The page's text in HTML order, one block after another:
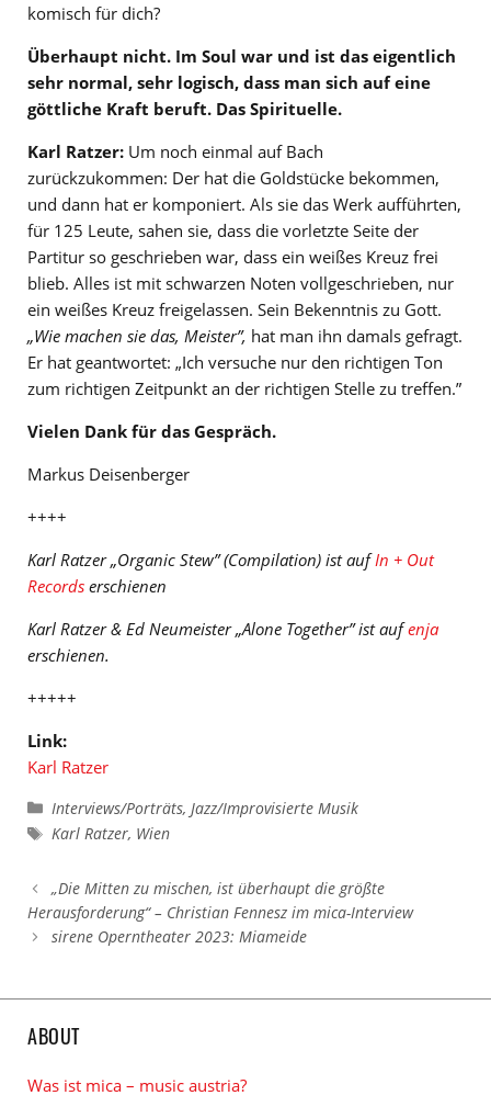
komisch für dich?
Überhaupt nicht. Im Soul war und ist das eigentlich
sehr normal, sehr logisch, dass man sich auf eine
göttliche Kraft beruft. Das Spirituelle.
Karl Ratzer: Um noch einmal auf Bach
zurückzukommen: Der hat die Goldstücke bekommen,
und dann hat er komponiert. Als sie das Werk aufführten,
für 125 Leute, sahen sie, dass die vorletzte Seite der
Partitur so geschrieben war, dass ein weißes Kreuz frei
blieb. Alles ist mit schwarzen Noten vollgeschrieben, nur
ein weißes Kreuz freigelassen. Sein Bekenntnis zu Gott.
„Wie machen sie das, Meister”, hat man ihn damals gefragt.
Er hat geantwortet: „Ich versuche nur den richtigen Ton
zum richtigen Zeitpunkt an der richtigen Stelle zu treffen.”
Vielen Dank für das Gespräch.
Markus Deisenberger
++++
Karl Ratzer „Organic Stew” (Compilation) ist aufIn + Out
Records erschienen
Karl Ratzer & Ed Neumeister „Alone Together” ist aufenja
erschienen.
+++++
Link:
Karl Ratzer
Kategorien
Interviews/Porträts, Jazz/Improvisierte Musik
Schlagwörter
Karl Ratzer, Wien
„Die Mitten zu mischen, ist überhaupt die größte
Herausforderung“ – Christian Fennesz im mica-Interview
sirene Operntheater 2023: Miameide
ABOUT
Was ist mica – music austria?